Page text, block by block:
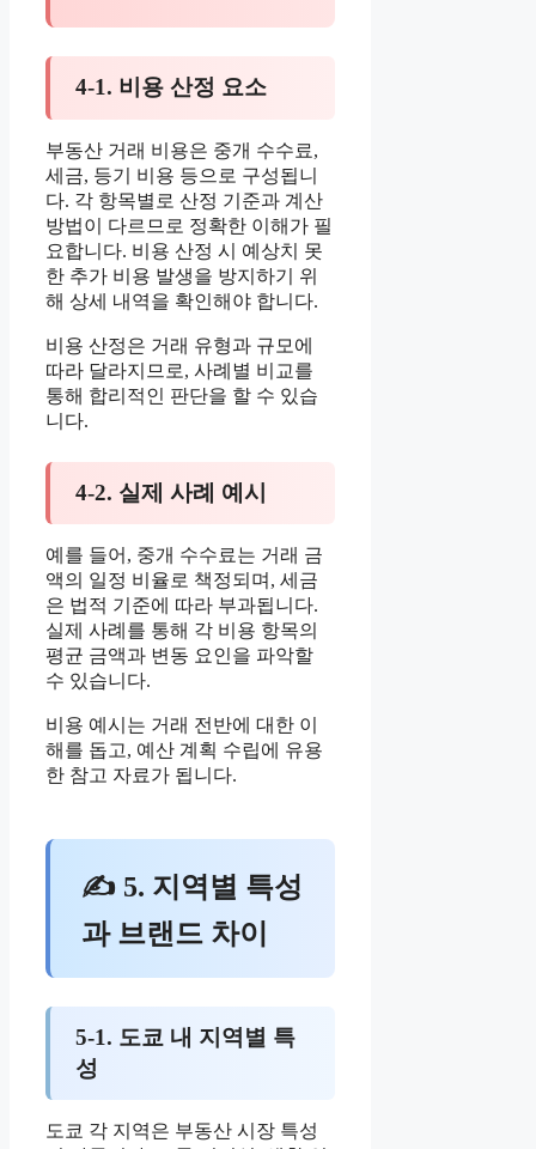
4-1. 비용 산정 요소
부동산 거래 비용은 중개 수수료,
세금, 등기 비용 등으로 구성됩니
다. 각 항목별로 산정 기준과 계산
방법이 다르므로 정확한 이해가 필
요합니다. 비용 산정 시 예상치 못
한 추가 비용 발생을 방지하기 위
해 상세 내역을 확인해야 합니다.
비용 산정은 거래 유형과 규모에
따라 달라지므로, 사례별 비교를
통해 합리적인 판단을 할 수 있습
니다.
4-2. 실제 사례 예시
예를 들어, 중개 수수료는 거래 금
액의 일정 비율로 책정되며, 세금
은 법적 기준에 따라 부과됩니다.
실제 사례를 통해 각 비용 항목의
평균 금액과 변동 요인을 파악할
수 있습니다.
비용 예시는 거래 전반에 대한 이
해를 돕고, 예산 계획 수립에 유용
한 참고 자료가 됩니다.
✍ 5. 지역별 특성
과 브랜드 차이
5-1. 도쿄 내 지역별 특
성
도쿄 각 지역은 부동산 시장 특성